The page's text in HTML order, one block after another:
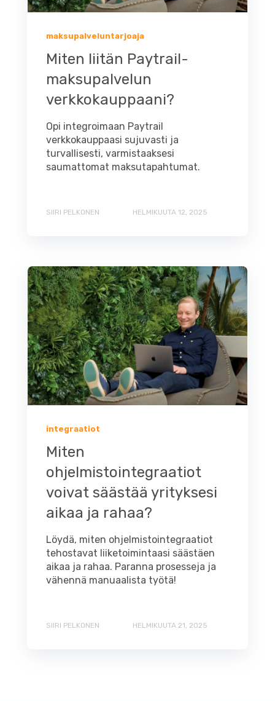
maksupalveluntarjoaja
Miten liitän Paytrail-
maksupalvelun
verkkokauppaani?
Opi integroimaan Paytrail
verkkokauppaasi sujuvasti ja
turvallisesti, varmistaaksesi
saumattomat maksutapahtumat.
SIIRI PELKONEN HELMIKUUTA 12, 2025
integraatiot
Miten
ohjelmistointegraatiot
voivat säästää yrityksesi
aikaa ja rahaa?
Löydä, miten ohjelmistointegraatiot
tehostavat liiketoimintaasi säästäen
aikaa ja rahaa. Paranna prosesseja ja
vähennä manuaalista työtä!
SIIRI PELKONEN HELMIKUUTA 21, 2025